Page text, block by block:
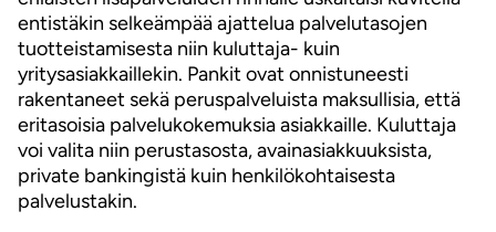
entistäkin selkeämpää ajattelua palvelutasojen
tuotteistamisesta niin kuluttaja- kuin
yritysasiakkaillekin. Pankit ovat onnistuneesti
rakentaneet sekä peruspalveluista maksullisia, että
eritasoisia palvelukokemuksia asiakkaille. Kuluttaja
voi valita niin perustasosta, avainasiakkuuksista,
private bankingistä kuin henkilökohtaisesta
palvelustakin.